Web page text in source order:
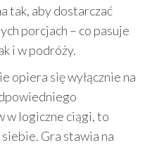
tak, aby dostarczać
porcjach – co pasuje
i w podróży.
opiera się wyłącznie na
w logiczne ciągi, to
Gra stawia na